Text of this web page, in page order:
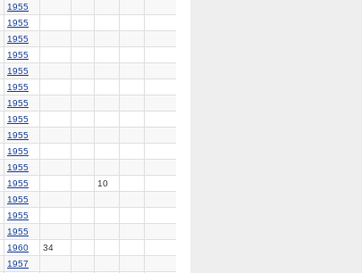
1955
1955
1955
1955
1955
1955
1955
1955
1955
1955
1955
1955
10
1955
1955
1955
1960
34
1957